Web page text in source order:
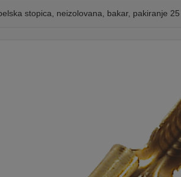
stopica, neizolovana, bakar, pakiranje 25